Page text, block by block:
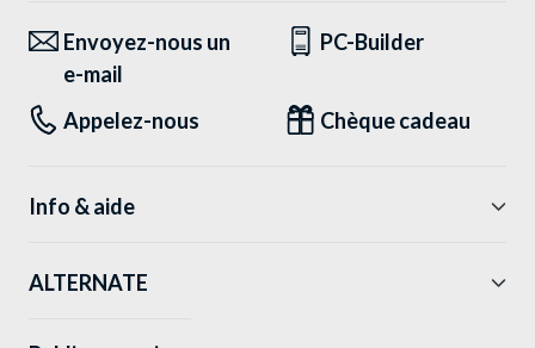
Envoyez-nous un
e-mail
PC-Builder
Appelez-nous Chèque cadeau
Info & aide
ALTERNATE